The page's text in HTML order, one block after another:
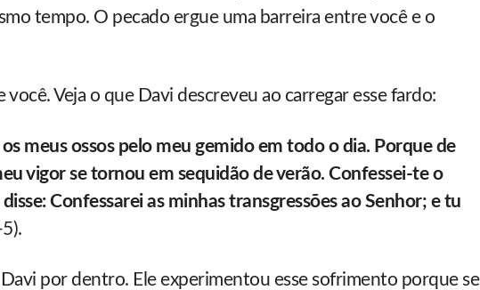
tempo. O pecado ergue uma barreira entre você e o
Veja o que Davi descreveu ao carregar esse fardo:
meus ossos pelo meu gemido em todo o dia. Porque de
vigor se tornou em sequidão de verão. Confessei-te o
Confessarei as minhas transgressões ao Senhor; e tu
por dentro. Ele experimentou esse sofrimento porque se